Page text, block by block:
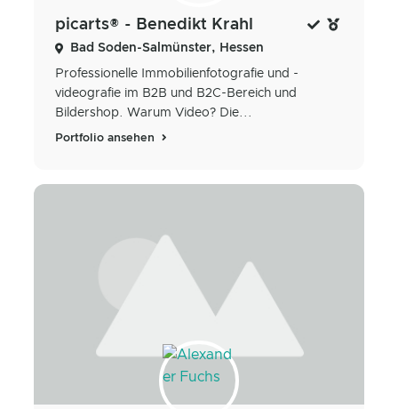
picarts® - Benedikt Krahl
Bad Soden-Salmünster, Hessen
Professionelle Immobilienfotografie und -
videografie im B2B und B2C-Bereich und
Bildershop. Warum Video? Die...
Portfolio ansehen